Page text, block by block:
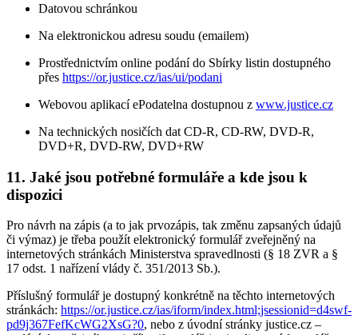
Datovou schránkou
Na elektronickou adresu soudu (emailem)
Prostřednictvím online podání do Sbírky listin dostupného
přes https://or.justice.cz/ias/ui/podani
Webovou aplikací ePodatelna dostupnou z www.justice.cz
Na technických nosičích dat CD-R, CD-RW, DVD-R,
DVD+R, DVD-RW, DVD+RW
11. Jaké jsou potřebné formuláře a kde jsou k
dispozici
Pro návrh na zápis (a to jak prvozápis, tak změnu zapsaných údajů
či výmaz) je třeba použít elektronický formulář zveřejněný na
internetových stránkách Ministerstva spravedlnosti (§ 18 ZVR a §
17 odst. 1 nařízení vlády č. 351/2013 Sb.).
Příslušný formulář je dostupný konkrétně na těchto internetových
stránkách: https://or.justice.cz/ias/iform/index.html;jsessionid=d4swf-
pd9j367FefKcWG2XsG?0, nebo z úvodní stránky justice.cz –